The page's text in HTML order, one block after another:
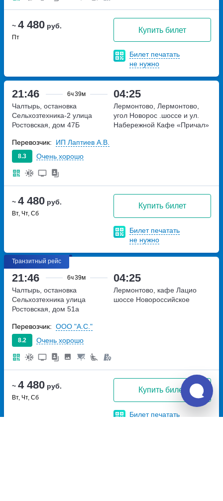
~ 4 480 руб.
Пт
Купить билет
Билет печатать
не нужно
21:46 6ч39м 04:25
~ 4 480 руб.
Вт, Чт, Сб
Купить билет
Билет печатать
не нужно
Чалтырь, остановка
Сельхозтехника-2 улица
Ростовская, дом 47Б
Лермонтово, Лермонтово,
угол Новорос .шоссе и ул.
Набережной Кафе «Причал»
8.3 Очень хорошо
Перевозчик: ИП Лаптиев А.В.
Транзитный рейс
21:46 6ч39м 04:25
~ 4 480 руб.
Вт, Чт, Сб
Купить билет
Билет печатать
Чалтырь, остановка
Сельхозтехника улица
Ростовская, дом 51а
Лермонтово, кафе Лацио
шоссе Новороссийское
8.2 Очень хорошо
Перевозчик: ООО "А.С."